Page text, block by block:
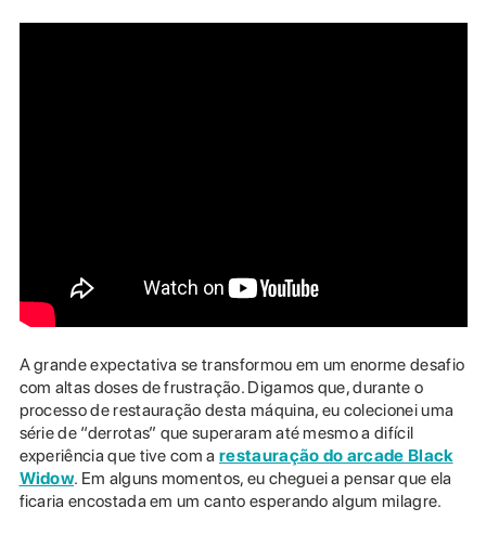
A grande expectativa se transformou em um enorme desafio
com altas doses de frustração. Digamos que, durante o
processo de restauração desta máquina, eu colecionei uma
série de “derrotas” que superaram até mesmo a difícil
experiência que tive com arestauração do arcade Black
Widow. Em alguns momentos, eu cheguei a pensar que ela
ficaria encostada em um canto esperando algum milagre.